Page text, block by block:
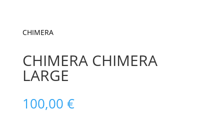
CHIMERA
CHIMERA CHIMERA
LARGE
100,00 €